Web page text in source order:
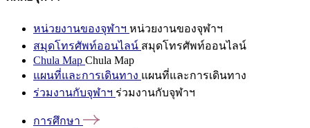
หน่วยงานของจุฬาฯ หน่วยงานของจุฬาฯ
สมุดโทรศัพท์ออนไลน์ สมุดโทรศัพท์ออนไลน์
Chula Map Chula Map
แผนที่และการเดินทาง แผนที่และการเดินทาง
ร่วมงานกับจุฬาฯ ร่วมงานกับจุฬาฯ
การศึกษา